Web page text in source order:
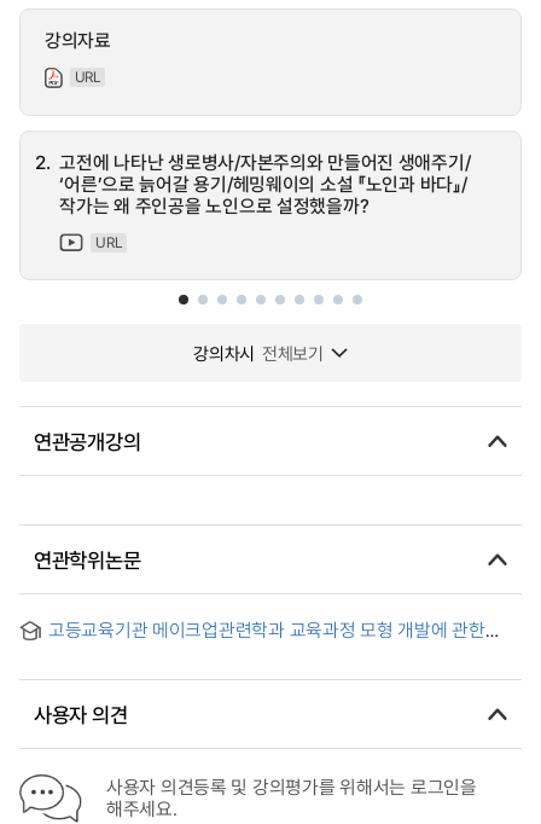
강의자료
URL
2. 고전에 나타난 생로병사/자본주의와 만들어진 생애주기/
‘어른’으로 늙어갈 용기/헤밍웨이의 소설 『노인과 바다』/
작가는 왜 주인공을 노인으로 설정했을까?
URL
강의차시 전체보기
연관공개강의
연관학위논문
고등교육기관 메이크업관련학과 교육과정 모형 개발에 관한
사용자 의견
사용자 의견등록 및 강의평가를 위해서는 로그인을
해주세요.